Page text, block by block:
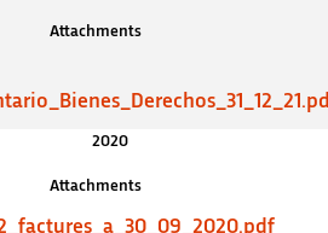
Attachments
2020
Attachments